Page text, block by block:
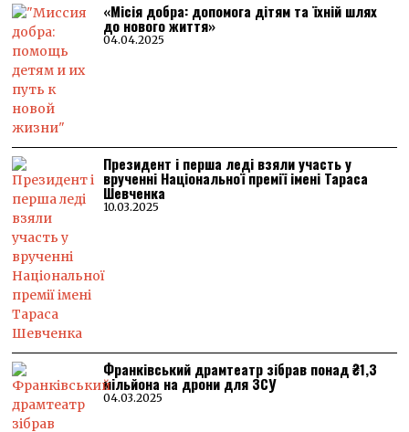
«Місія добра: допомога дітям та їхній шлях
до нового життя»
04.04.2025
Президент і перша леді взяли участь у
врученні Національної премії імені Тараса
Шевченка
10.03.2025
Франківський драмтеатр зібрав понад ₴1,3
мільйона на дрони для ЗСУ
04.03.2025